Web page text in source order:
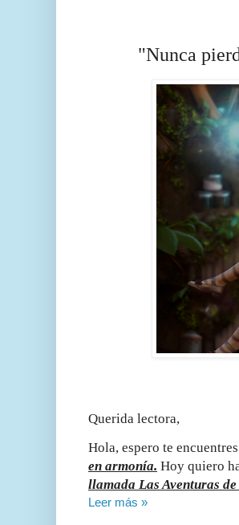
"Nunca
Querida lectora,
Hola, espero te
en armonía. Hoy quiero
llamada Las Aventuras
Leer más »